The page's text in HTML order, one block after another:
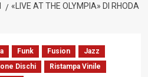
«LIVE AT THE OLYMPIA» DI RHODA
Funk Fusion
Jazz
Dischi
Ristampa Vinile